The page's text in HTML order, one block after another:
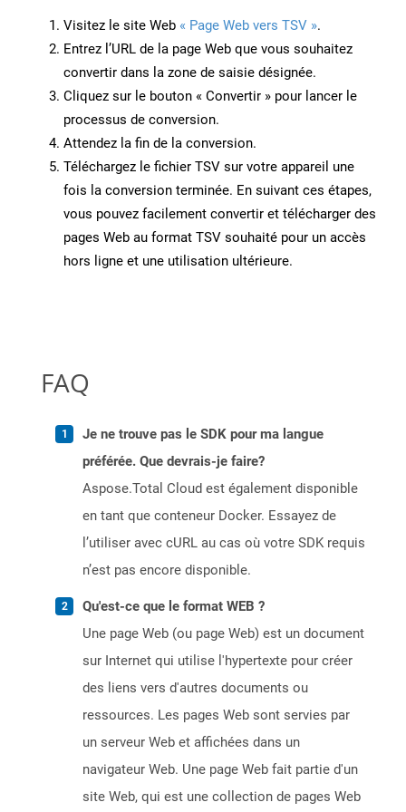
Visitez le site Web « Page Web vers TSV ».
Entrez l’URL de la page Web que vous souhaitez
convertir dans la zone de saisie désignée.
Cliquez sur le bouton « Convertir » pour lancer le
processus de conversion.
Attendez la fin de la conversion.
Téléchargez le fichier TSV sur votre appareil une
fois la conversion terminée. En suivant ces étapes,
vous pouvez facilement convertir et télécharger des
pages Web au format TSV souhaité pour un accès
hors ligne et une utilisation ultérieure.
FAQ
Je ne trouve pas le SDK pour ma langue
préférée. Que devrais-je faire?
Aspose.Total Cloud est également disponible
en tant que conteneur Docker. Essayez de
l’utiliser avec cURL au cas où votre SDK requis
n’est pas encore disponible.
Qu'est-ce que le format WEB ?
Une page Web (ou page Web) est un document
sur Internet qui utilise l'hypertexte pour créer
des liens vers d'autres documents ou
ressources. Les pages Web sont servies par
un serveur Web et affichées dans un
navigateur Web. Une page Web fait partie d'un
site Web, qui est une collection de pages Web